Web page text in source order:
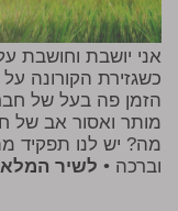
אני יושבת וחושבת
כשגזירת הקורונה
הזמן פה בעל של
מותר ואסור אב של
מה? יש לנו תפקיד
וברכה • לשיר המלא